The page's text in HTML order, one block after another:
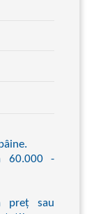
60.000 -
preț sau